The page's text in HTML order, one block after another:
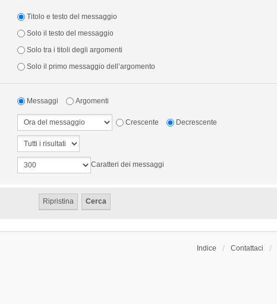
Titolo e testo del messaggio
Solo il testo del messaggio
Solo tra i titoli degli argomenti
Solo il primo messaggio dell’argomento
Messaggi Argomenti
Crescente Decrescente
Caratteri dei messaggi
Indice Contattaci